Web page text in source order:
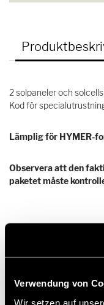
Verwendung von
Wir setzen auf
2 solpaneler och
Kod för
Lämplig för HYMER-
Observera att den
paketet måste